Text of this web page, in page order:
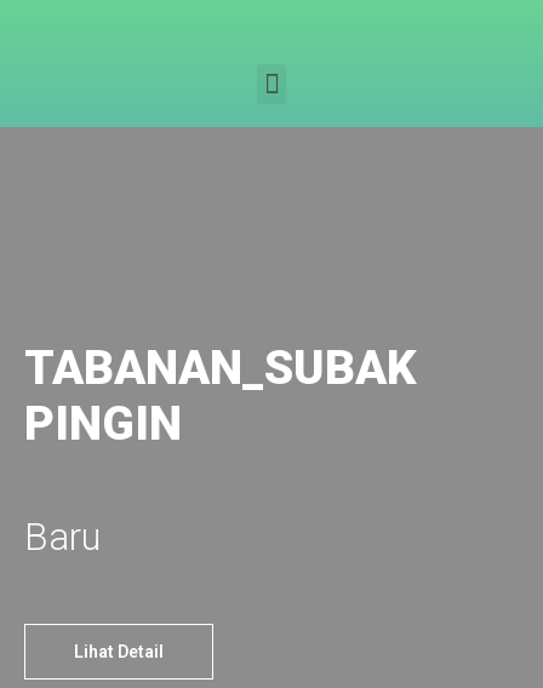
TABANAN_SUBAK
PINGIN
Baru
Lihat Detail